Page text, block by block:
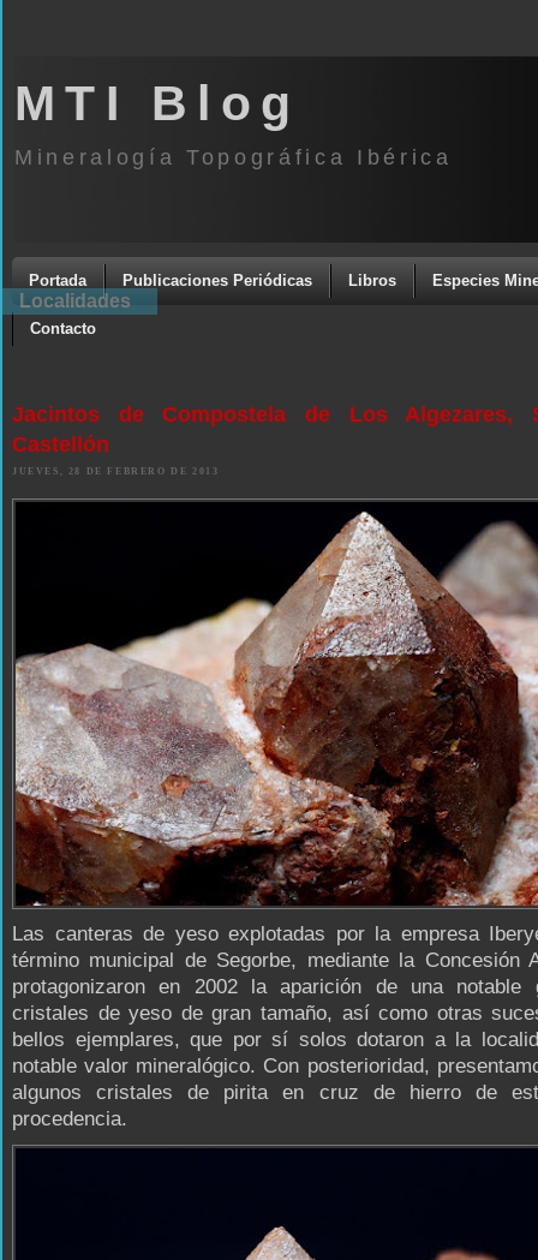
MTI Blog
Mineralogía Topográfica Ibérica
Portada Publicaciones Periódicas Libros Especies
Contacto
Jacintos de Compostela de Los Algezares,
Castellón
JUEVES, 28 DE FEBRERO DE 2013
Las canteras de yeso explotadas por la empresa
término municipal de Segorbe, mediante la Concesión
protagonizaron en 2002 la aparición de una notable
cristales de yeso de gran tamaño, así como otras
bellos ejemplares, que por sí solos dotaron a la
notable valor mineralógico. Con posterioridad,
algunos cristales de pirita en cruz de hierro de
procedencia.
Localidades